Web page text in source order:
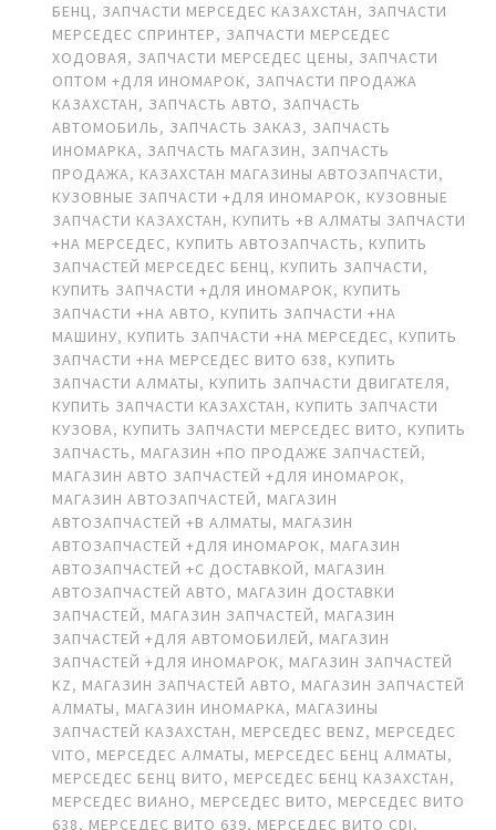
БЕНЦ, ЗАПЧАСТИ МЕРСЕДЕС КАЗАХСТАН, ЗАПЧАСТИ
МЕРСЕДЕС СПРИНТЕР, ЗАПЧАСТИ МЕРСЕДЕС
ХОДОВАЯ, ЗАПЧАСТИ МЕРСЕДЕС ЦЕНЫ, ЗАПЧАСТИ
ОПТОМ +ДЛЯ ИНОМАРОК, ЗАПЧАСТИ ПРОДАЖА
КАЗАХСТАН, ЗАПЧАСТЬ АВТО, ЗАПЧАСТЬ
АВТОМОБИЛЬ, ЗАПЧАСТЬ ЗАКАЗ, ЗАПЧАСТЬ
ИНОМАРКА, ЗАПЧАСТЬ МАГАЗИН, ЗАПЧАСТЬ
ПРОДАЖА, КАЗАХСТАН МАГАЗИНЫ АВТОЗАПЧАСТИ,
КУЗОВНЫЕ ЗАПЧАСТИ +ДЛЯ ИНОМАРОК, КУЗОВНЫЕ
ЗАПЧАСТИ КАЗАХСТАН, КУПИТЬ +В АЛМАТЫ ЗАПЧАСТИ
+НА МЕРСЕДЕС, КУПИТЬ АВТОЗАПЧАСТЬ, КУПИТЬ
ЗАПЧАСТЕЙ МЕРСЕДЕС БЕНЦ, КУПИТЬ ЗАПЧАСТИ,
КУПИТЬ ЗАПЧАСТИ +ДЛЯ ИНОМАРОК, КУПИТЬ
ЗАПЧАСТИ +НА АВТО, КУПИТЬ ЗАПЧАСТИ +НА
МАШИНУ, КУПИТЬ ЗАПЧАСТИ +НА МЕРСЕДЕС, КУПИТЬ
ЗАПЧАСТИ +НА МЕРСЕДЕС ВИТО 638, КУПИТЬ
ЗАПЧАСТИ АЛМАТЫ, КУПИТЬ ЗАПЧАСТИ ДВИГАТЕЛЯ,
КУПИТЬ ЗАПЧАСТИ КАЗАХСТАН, КУПИТЬ ЗАПЧАСТИ
КУЗОВА, КУПИТЬ ЗАПЧАСТИ МЕРСЕДЕС ВИТО, КУПИТЬ
ЗАПЧАСТЬ, МАГАЗИН +ПО ПРОДАЖЕ ЗАПЧАСТЕЙ,
МАГАЗИН АВТО ЗАПЧАСТЕЙ +ДЛЯ ИНОМАРОК,
МАГАЗИН АВТОЗАПЧАСТЕЙ, МАГАЗИН
АВТОЗАПЧАСТЕЙ +В АЛМАТЫ, МАГАЗИН
АВТОЗАПЧАСТЕЙ +ДЛЯ ИНОМАРОК, МАГАЗИН
АВТОЗАПЧАСТЕЙ +С ДОСТАВКОЙ, МАГАЗИН
АВТОЗАПЧАСТЕЙ АВТО, МАГАЗИН ДОСТАВКИ
ЗАПЧАСТЕЙ, МАГАЗИН ЗАПЧАСТЕЙ, МАГАЗИН
ЗАПЧАСТЕЙ +ДЛЯ АВТОМОБИЛЕЙ, МАГАЗИН
ЗАПЧАСТЕЙ +ДЛЯ ИНОМАРОК, МАГАЗИН ЗАПЧАСТЕЙ
KZ, МАГАЗИН ЗАПЧАСТЕЙ АВТО, МАГАЗИН ЗАПЧАСТЕЙ
АЛМАТЫ, МАГАЗИН ИНОМАРКА, МАГАЗИНЫ
ЗАПЧАСТЕЙ КАЗАХСТАН, МЕРСЕДЕС BENZ, МЕРСЕДЕС
VITO, МЕРСЕДЕС АЛМАТЫ, МЕРСЕДЕС БЕНЦ АЛМАТЫ,
МЕРСЕДЕС БЕНЦ ВИТО, МЕРСЕДЕС БЕНЦ КАЗАХСТАН,
МЕРСЕДЕС ВИАНО, МЕРСЕДЕС ВИТО, МЕРСЕДЕС ВИТО
638, МЕРСЕДЕС ВИТО 639, МЕРСЕДЕС ВИТО CDI,